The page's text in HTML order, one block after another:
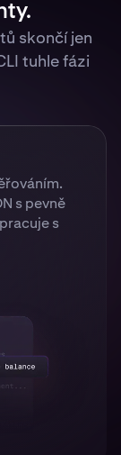
skončí jen
tuhle fázi
s pevně
s